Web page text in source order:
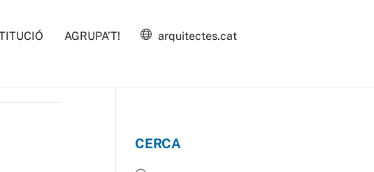
AGRUPA’T! arquitectes.cat
CERCA